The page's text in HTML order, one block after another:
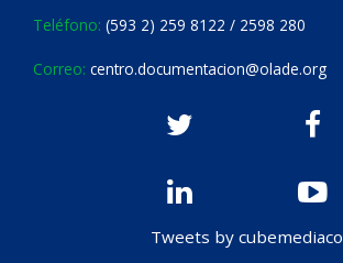
Teléfono: (593 2) 259 8122 / 2598 280
Correo: centro.documentacion@olade.org
Tweets by cubemediaco